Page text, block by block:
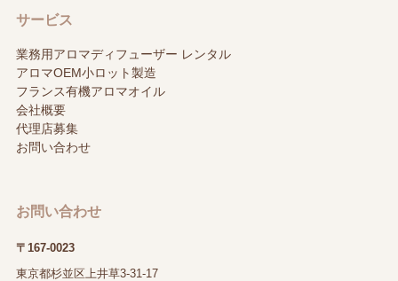
サービス
業務用アロマディフューザー レンタル
アロマOEM小ロット製造
フランス有機アロマオイル
会社概要
代理店募集
お問い合わせ
お問い合わせ
〒167-0023
東京都杉並区上井草3-31-17